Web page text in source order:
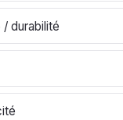
/ durabilité